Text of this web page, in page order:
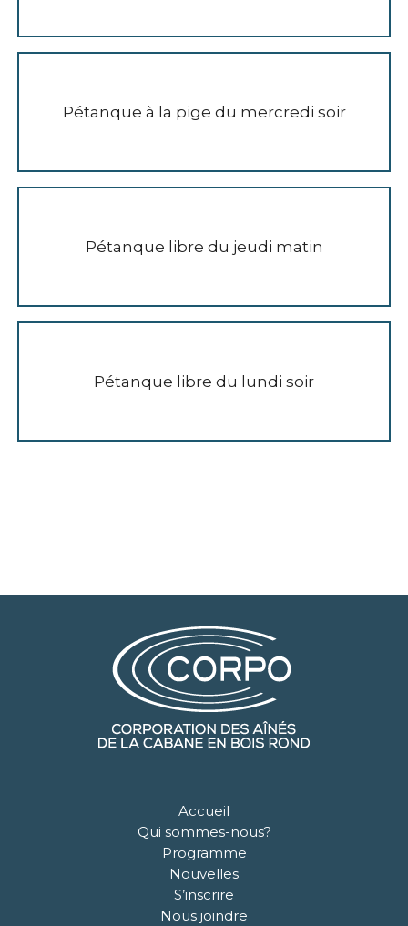
Pétanque à la pige du mercredi soir
Pétanque libre du jeudi matin
Pétanque libre du lundi soir
Accueil
Qui sommes-nous?
Programme
Nouvelles
S’inscrire
Nous joindre